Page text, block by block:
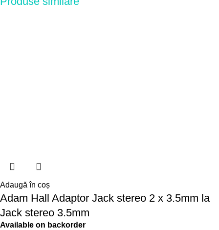
Adaugă în coș
Adam Hall Adaptor Jack stereo 2 x 3.5mm la
Jack stereo 3.5mm
Available on backorder